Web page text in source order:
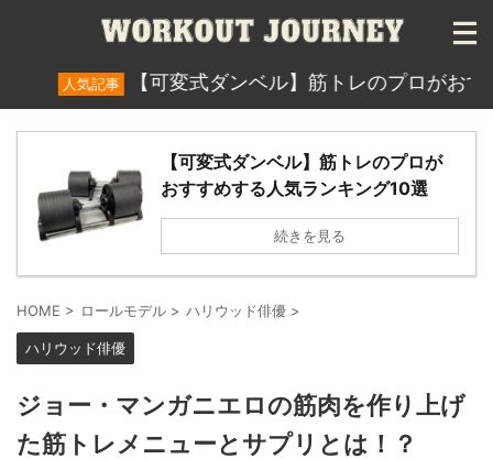
【可変式ダンベル】筋トレのプロがおすすめす
【可変式ダンベル】筋トレのプロが
おすすめする人気ランキング10選
続きを見る
HOME > ロールモデル > ハリウッド俳優 >
ハリウッド俳優
ジョー・マンガニエロの筋肉を作り上げ
た筋トレメニューとサプリとは！？